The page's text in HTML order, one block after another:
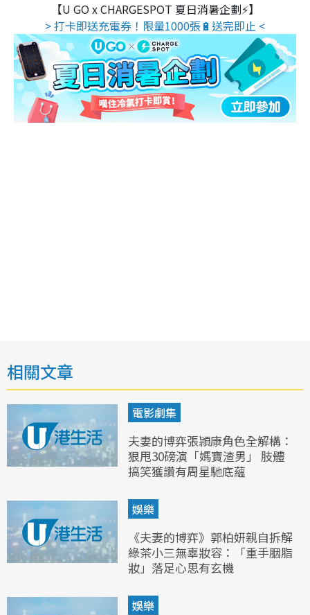
【U GO x CHARGESPOT 夏日消暑企劃⚡】
> 打卡即送充電券！限量1000張🔋送完即止 <
相關文章
電影劇集
夫妻的博弈張頴康角色全解構：
狠甩30磅演「媽寶渣男」 肢體
搞笑獲讚有周星馳底蘊
娛樂
《夫妻的博弈》郭柏妍親自拆解
綠茶小三無辜妝容：「重手胭脂
妝」落足心思有玄機
娛樂